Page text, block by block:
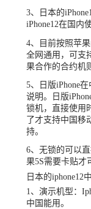
3、日本的
iPhone12在国内
4、目前按照苹
全网通用，可支
果合作的合约机
5、日版iPhone
说明。日版
锁机，直接使用
了才支持中国移
持。
6、无锁的可以
果5S需要卡贴才
日本的iphone12
1、演示机型：
中国能用。